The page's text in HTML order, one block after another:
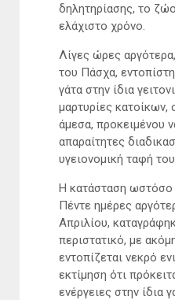
δηλητηρίασης, το
ελάχιστο χρόνο.
Λίγες ώρες
του Πάσχα,
γάτα στην ίδια
μαρτυρίες
άμεσα, προκειμένου
απαραίτητες
υγειονομική ταφή
Η κατάσταση ωστόσο
Πέντε ημέρες
Απριλίου,
περιστατικό, με
εντοπίζεται νεκρό
εκτίμηση ότι
ενέργειες στην ίδια